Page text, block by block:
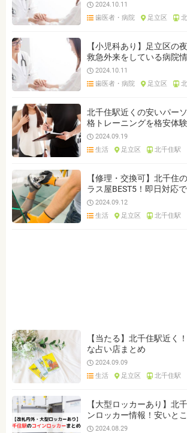
2024.10.11
歯医者・病院
足立区
【小児科あり】足立区の
救急外来をしている病院
2024.10.11
歯医者・病院
足立区
北千住駅近くの安いパー
格トレーニングを格安体験
2024.09.19
生活
足立区 北千住駅
【修理・交換可】北千住
ラス屋BEST5！即日対応
2024.09.12
生活
足立区 北千住駅
【当たる】北千住駅近く
な占い店まとめ
2024.09.09
生活
足立区 北千住駅
【大型ロッカーあり】北
ンロッカー情報！安いと
2024.08.29